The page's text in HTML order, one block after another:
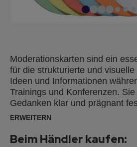
Moderationskarten sind ein
für die strukturierte und
Ideen und Informationen
Trainings und Konferenzen.
Gedanken klar und prägnant
Interaktion der Teilnehmer zu
präsentiert und Diskussionen
ERWEITERN
Beim Händler kaufen: